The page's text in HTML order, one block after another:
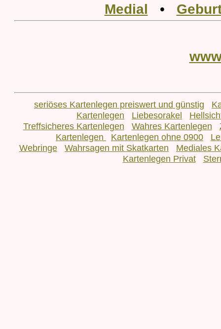
Medial •
seriöses Kartenlegen preiswert und günstig
Kartenlegen
Liebesorakel
Treffsicheres Kartenlegen
Wahres Kartenlegen
Kartenlegen
Kartenlegen ohne 0900
Webringe
Wahrsagen mit Skatkarten
Mediales
Kartenlegen Privat